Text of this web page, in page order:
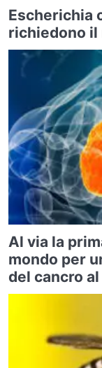
Escherichia
richiedono il
Al via la
mondo per
del cancro